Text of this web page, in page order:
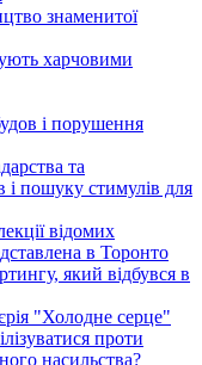
знаменитої
харчовими
і порушення
та
і пошуку стимулів для
відомих
в Торонто
який відбувся в
"Холодне серце"
проти
насильства?